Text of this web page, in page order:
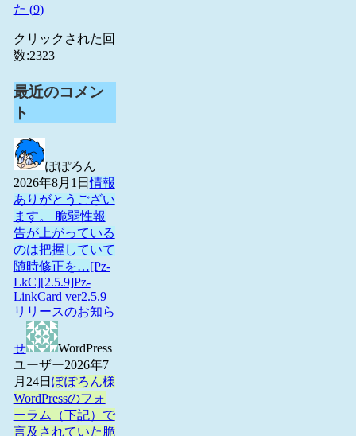
た (9)
クリックされた回
数:2323
最近のコメン
ト
ぽぽろん
2026年8月1日情報
ありがとうござい
ます。 脆弱性報
告が上がっている
のは把握していて
随時修正を…[Pz-
LkC][2.5.9]Pz-
LinkCard ver2.5.9
リリースのお知ら
せ
WordPress
ユーザー2026年7
月24日 ぽぽろん様
WordPressのフォ
ーラム（下記）で
言及されていた脆